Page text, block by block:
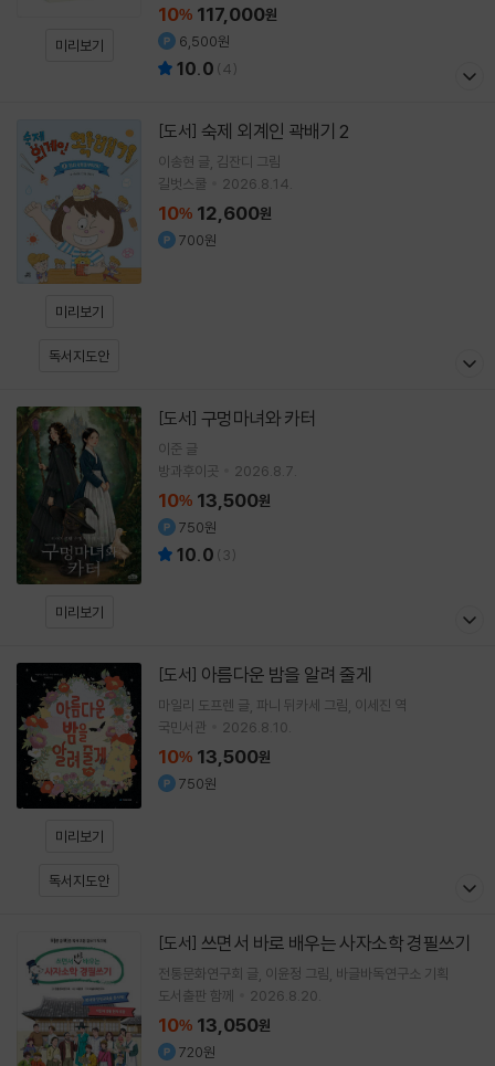
미리보기
10% 117,000원
6,500원
10.0 (4)
미리보기
독서지도안
[도서] 숙제 외계인 곽배기 2
이송현 글 김잔디 그림
길벗스쿨
2026.8.14.
10% 12,600원
700원
미리보기
[도서] 구멍마녀와 카터
이준 글
방과후이곳
2026.8.7.
10% 13,500원
750원
10.0 ( 3)
미리보기
독서지도안
[도서] 아름다운 밤을 알려 줄게
마일리 도프렌 글 파니 뒤카세 그림 이세진 역
국민서관
2026.8.10.
10% 13,500원
750원
[도서] 쓰면서 바로 배우는 사자소학 경필쓰기
전통문화연구회 글 이윤정 그림 바글바독연구소 기획
도서출판 함께
2026.8.20.
10% 13,050원
720원